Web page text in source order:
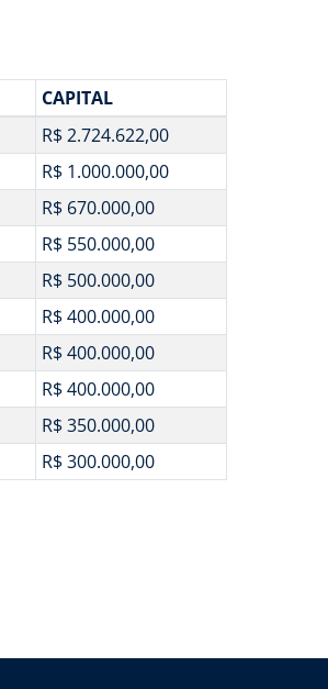
CAPITAL
R$ 2.724.622,00
R$ 1.000.000,00
R$ 670.000,00
R$ 550.000,00
R$ 500.000,00
R$ 400.000,00
R$ 400.000,00
R$ 400.000,00
R$ 350.000,00
R$ 300.000,00